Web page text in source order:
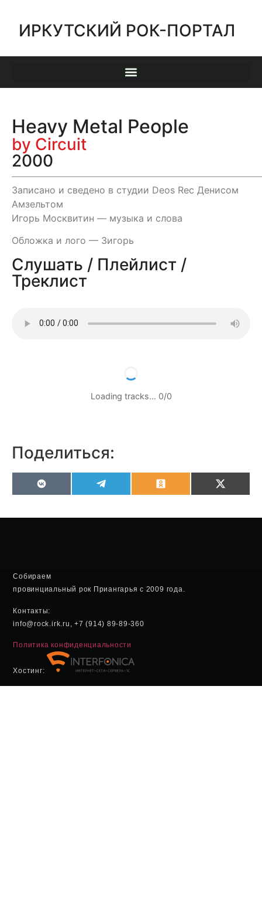
ИРКУТСКИЙ РОК-ПОРТАЛ
Heavy Metal People
by Circuit
2000
Записано и сведено в студии Deos Rec Денисом
Амзельтом
Игорь Москвитин — музыка и слова
Обложка и лого — Зигорь
Слушать / Плейлист /
Треклист
Loading tracks… 0/0
Поделиться:
VK OdnoklassnikiX
Собираем
провинциальный рок Приангарья с 2009 года.
Контакты:
info@rock.irk.ru, +7 (914) 89-89-360
Политика конфиденциальности
Хостинг: